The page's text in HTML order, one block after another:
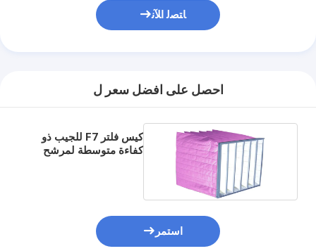
ﺎﺘﺼﻟ ﺍﻶﻧ
احصل على افضل سعر ل
كيس فلتر F7 للجيب ذو
كفاءة متوسطة لمرشح
استمر